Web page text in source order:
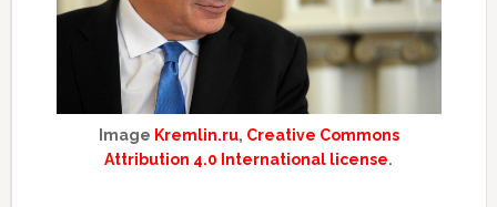
Image Kremlin.ru, Creative Commons
Attribution 4.0 International license.